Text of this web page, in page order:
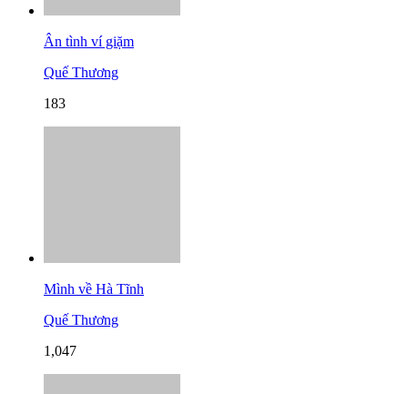
Ân tình ví giặm
Quế Thương
183
Mình về Hà Tĩnh
Quế Thương
1,047